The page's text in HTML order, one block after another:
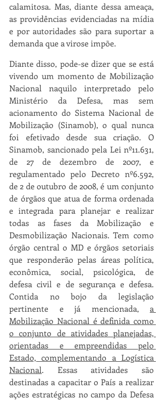
calamitosa. Mas, diante dessa ameaça,
as providências evidenciadas na mídia
e por autoridades são para suportar a
demanda que a virose impõe.
Diante disso, pode-se dizer que se está
vivendo um momento de Mobilização
Nacional naquilo interpretado pelo
Ministério da Defesa, mas sem
acionamento do Sistema Nacional de
Mobilização (Sinamob), o qual nunca
foi efetivado desde sua criação. O
Sinamob, sancionado pela Lei nº11.631,
de 27 de dezembro de 2007, e
regulamentado pelo Decreto nº6.592,
de 2 de outubro de 2008, é um conjunto
de órgãos que atua de forma ordenada
e integrada para planejar e realizar
todas as fases da Mobilização e
Desmobilização Nacionais. Tem como
órgão central o MD e órgãos setoriais
que responderão pelas áreas política,
econômica, social, psicológica, de
defesa civil e de segurança e defesa.
Contida no bojo da legislação
pertinente e já mencionada, a
Mobilização Nacional é definida como
o conjunto de atividades planejadas,
orientadas e empreendidas pelo
Estado, complementando a Logística
Nacional. Essas atividades são
destinadas a capacitar o País a realizar
ações estratégicas no campo da Defesa